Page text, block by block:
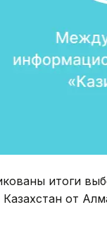
итоги
от